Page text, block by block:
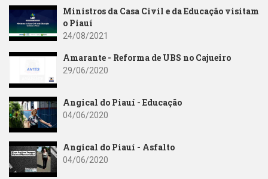
Ministros da Casa Civil e da Educação visitam
o Piauí
24/08/2021
Amarante - Reforma de UBS no Cajueiro
29/06/2020
Angical do Piauí - Educação
04/06/2020
Angical do Piauí - Asfalto
04/06/2020